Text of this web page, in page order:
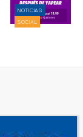
NOTICIAS
SOCIAL